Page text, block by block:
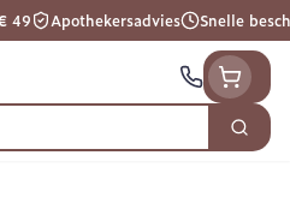
49 Apothekersadvies Snelle
Zoek